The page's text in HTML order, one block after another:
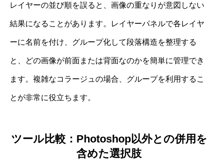
レイヤーの並び順を誤ると、画像の重なりが意図しない
結果になることがあります。レイヤーパネルで各レイヤ
ーに名前を付け、グループ化して段落構造を整理する
と、どの画像が前面または背面なのかを簡単に管理でき
ます。複雑なコラージュの場合、グループを利用するこ
とが非常に役立ちます。
ツール比較：Photoshop以外との併用を
含めた選択肢